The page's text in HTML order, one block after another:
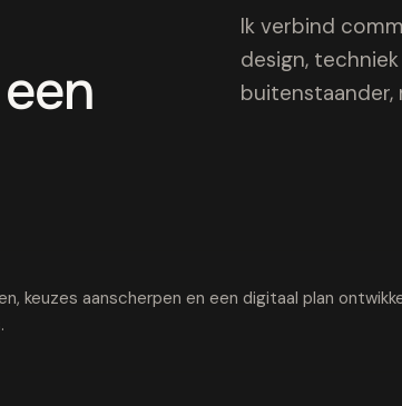
Ik verbind
design,
buitenstaander,
keuzes aanscherpen en een digitaal plan